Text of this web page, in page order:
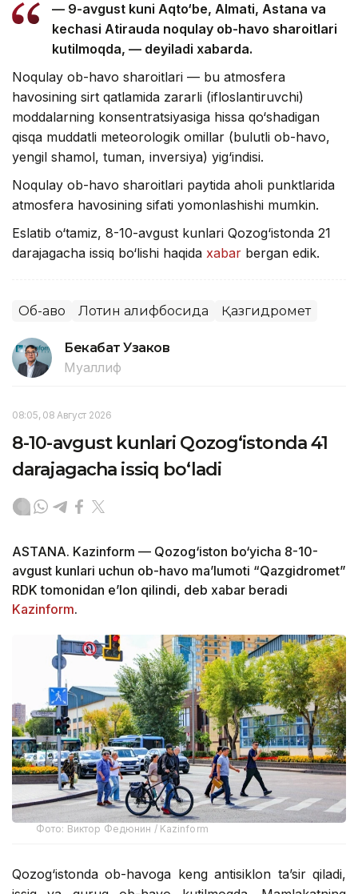
— 9-avgust kuni Aqto‘be, Almati, Astana va
kechasi Atirauda noqulay ob-havo sharoitlari
kutilmoqda, — deyiladi xabarda.
Noqulay ob-havo sharoitlari — bu atmosfera
havosining sirt qatlamida zararli (ifloslantiruvchi)
moddalarning konsentratsiyasiga hissa qo‘shadigan
qisqa muddatli meteorologik omillar (bulutli ob-havo,
yengil shamol, tuman, inversiya) yig‘indisi.
Noqulay ob-havo sharoitlari paytida aholi punktlarida
atmosfera havosining sifati yomonlashishi mumkin.
Eslatib o‘tamiz, 8-10-avgust kunlari Qozog‘istonda 21
darajagacha issiq bo‘lishi haqida xabar bergan edik.
Об-ҳаво Лотин алифбосида Қазгидромет
Бекабат Узаков
Муаллиф
08:05, 08 Август 2026
8-10-avgust kunlari Qozog‘istonda 41
darajagacha issiq bo‘ladi
ASTANA. Kazinform — Qozog‘iston bo‘yicha 8-10-
avgust kunlari uchun ob-havo ma’lumoti “Qazgidromet”
RDK tomonidan e’lon qilindi, deb xabar beradi
Kazinform.
Фото: Виктор Федюнин / Kazinform
Qozog‘istonda ob-havoga keng antisiklon ta’sir qiladi,